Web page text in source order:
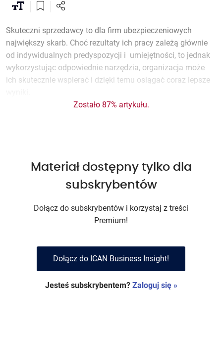
Skuteczni sprzedawcy to dla firm ubezpieczeniowych
największy skarb. Choć rezultaty ich pracy zależą głównie
od indywidualnych predyspozycji i umiejętności, to jednak
wykorzystując odpowiednie narzędzia, organizacja może
ich skutecznie wspierać i dzięki temu osiągać coraz lepsze
Zostało 87% artykułu.
Materiał dostępny tylko dla
subskrybentów
Dołącz do subskrybentów i korzystaj z treści
Premium!
Dołącz do ICAN Business Insight!
Jesteś subskrybentem? Zaloguj się »